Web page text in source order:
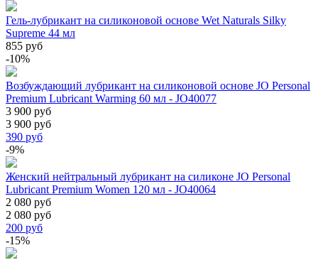
Гель-лубрикант на силиконовой основе Wet Naturals Silky
Supreme 44 мл
855 руб
-10%
Возбуждающий лубрикант на силиконовой основе JO Personal
Premium Lubricant Warming 60 мл - JO40077
3 900 руб
3 900 руб
390 руб
-9%
Женский нейтральный лубрикант на силиконе JO Personal
Lubricant Premium Women 120 мл - JO40064
2 080 руб
2 080 руб
200 руб
-15%